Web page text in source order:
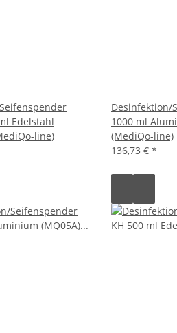
Edelstahl
line)
Desinfektion/
1000 ml
(MediQo-line)
136,73 € *